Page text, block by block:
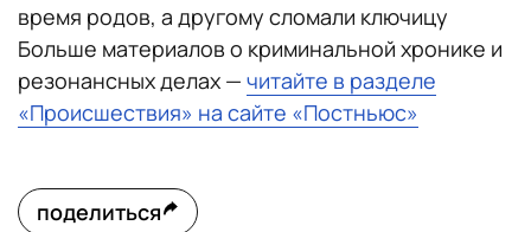
время родов, а другому сломали ключицу
Больше материалов о криминальной хронике и
резонансных делах — читайте в разделе
«Происшествия» на сайте «Постньюс»
поделиться